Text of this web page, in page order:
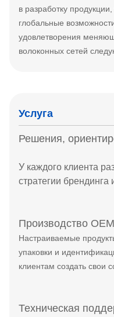
в разработку
глобальные
удовлетворения
волоконных сетей
Услуга
Решения,
У каждого клиента
стратегии
Производство
Настраиваемые
упаковки и
клиентам создать свои
Техническая